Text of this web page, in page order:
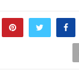
se
n
er
es
e
gr